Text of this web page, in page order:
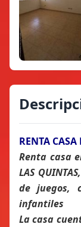
RENTA
Renta casa
LAS
de juegos,
infantiles
La casa